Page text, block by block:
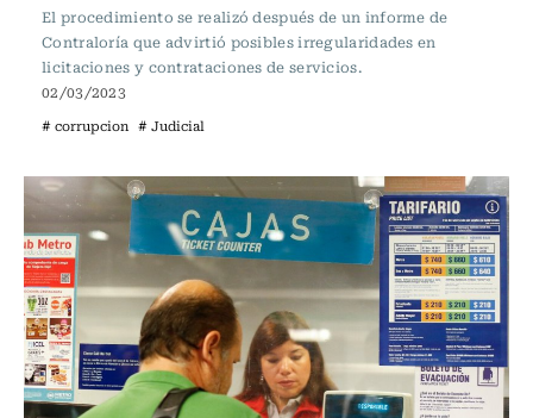
El procedimiento se realizó después de un informe de
Contraloría que advirtió posibles irregularidades en
licitaciones y contrataciones de servicios.
02/03/2023
# corrupcion # Judicial